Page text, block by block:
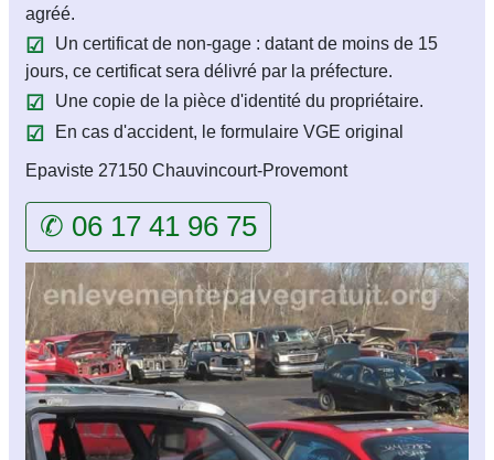
agréé.
Un certificat de non-gage : datant de moins de 15
jours, ce certificat sera délivré par la préfecture.
Une copie de la pièce d'identité du propriétaire.
En cas d'accident, le formulaire VGE original
Epaviste 27150 Chauvincourt-Provemont
✆ 06 17 41 96 75